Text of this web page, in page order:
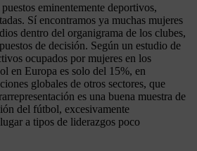
eminentemente deportivos,
Sí encontramos ya muchas mujeres
dentro del organigrama de los clubes,
de decisión. Según un estudio de
ocupados por mujeres en los
en Europa es solo del 15%, en
globales de otros sectores, que
es una buena muestra de
del fútbol, excesivamente
a tipos de liderazgos poco